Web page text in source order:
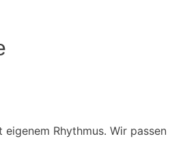
eigenem Rhythmus. Wir passen